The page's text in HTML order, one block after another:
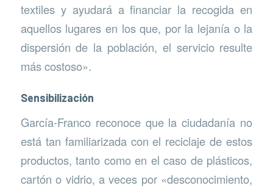
textiles y ayudará a financiar la recogida en
aquellos lugares en los que, por la lejanía o la
dispersión de la población, el servicio resulte
más costoso».
Sensibilización
García-Franco reconoce que la ciudadanía no
está tan familiarizada con el reciclaje de estos
productos, tanto como en el caso de plásticos,
cartón o vidrio, a veces por «desconocimiento,